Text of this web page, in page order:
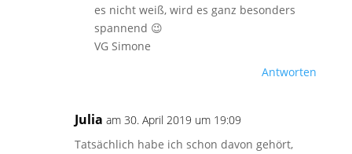
es nicht weiß, wird es ganz besonders
spannend 😉
VG Simone
Antworten
Julia am 30. April 2019 um 19:09
Tatsächlich habe ich schon davon gehört,